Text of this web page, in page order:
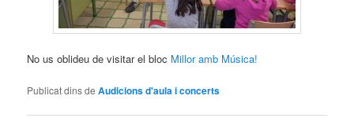
No us oblideu de visitar el bloc Millor amb Música!
Publicat dins de Audicions d'aula i concerts